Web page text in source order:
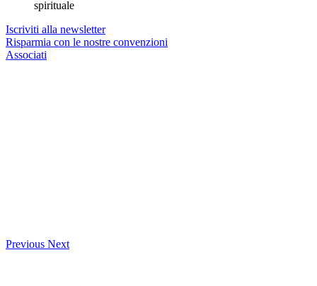
spirituale
Iscriviti alla newsletter
Risparmia con le nostre convenzioni
Associati
Previous Next